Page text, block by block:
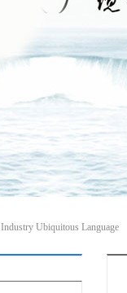
Industry Ubiquitous Language